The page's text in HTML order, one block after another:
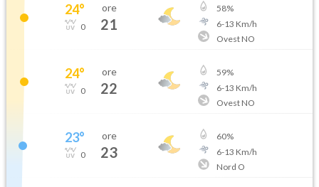
24°
0
ore
21
58%
6-13 Km/h
Ovest NO
24°
0
ore
22
59%
6-13 Km/h
Ovest NO
23°
0
ore
23
60%
6-13 Km/h
Nord O